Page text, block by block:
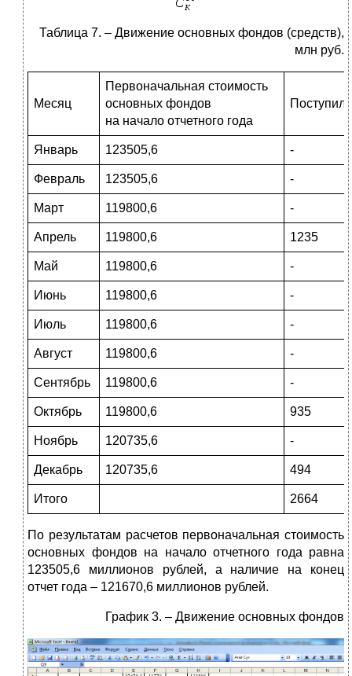
Таблица 7. – Движение основных фондов (средств),
млн руб.
Месяц
Первоначальная стоимость
основных фондов
на начало отчетного года
Поступило
Январь 123505,6 -
Февраль 123505,6 -
Март 119800,6 -
Апрель 119800,6 1235
Май 119800,6 -
Июнь 119800,6 -
Июль 119800,6 -
Август 119800,6 -
Сентябрь 119800,6 -
Октябрь 119800,6 935
Ноябрь 120735,6 -
Декабрь 120735,6 494
Итого 2664
По результатам расчетов первоначальная стоимость
основных фондов на начало отчетного года равна
123505,6 миллионов рублей, а наличие на конец
отчет года – 121670,6 миллионов рублей.
График 3. – Движение основных фондов